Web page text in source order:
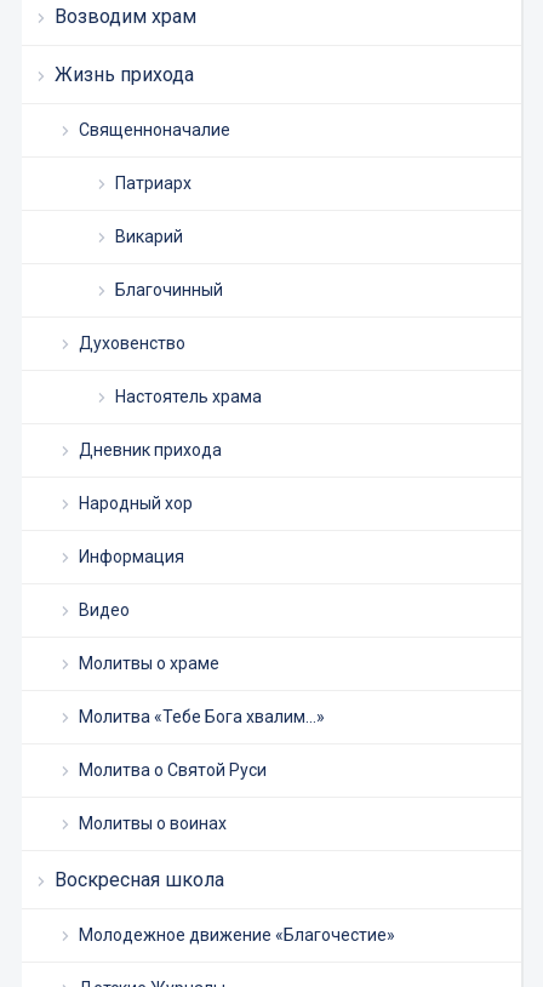
Возводим храм
Жизнь прихода
Священноначалие
Патриарх
Викарий
Благочинный
Духовенство
Настоятель храма
Дневник прихода
Народный хор
Информация
Видео
Молитвы о храме
Молитва «Тебе Бога хвалим…»
Молитва о Святой Руси
Молитвы о воинах
Воскресная школа
Молодежное движение «Благочестие»